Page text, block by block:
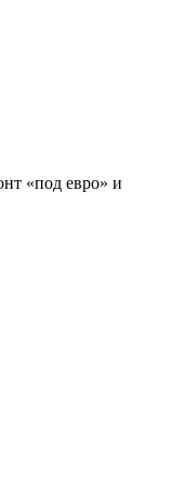
«под евро» и